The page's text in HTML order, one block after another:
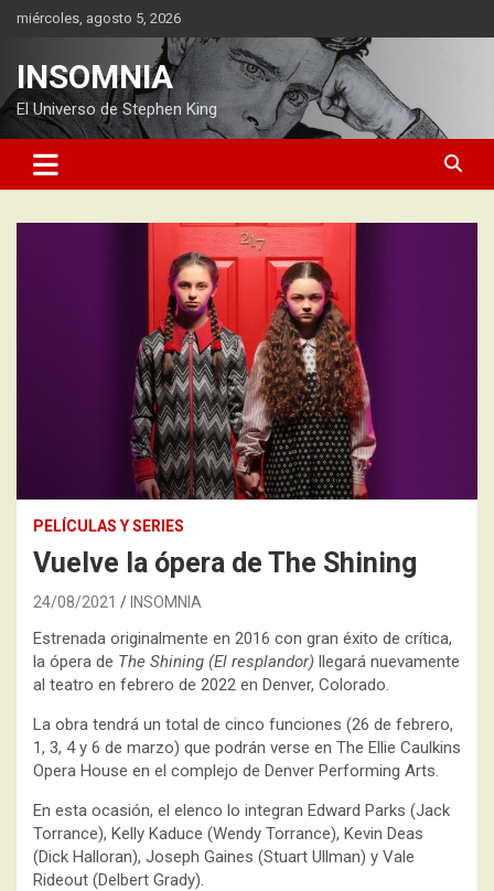
Saltarmiércoles, agosto 5, 2026
INSOMNIA
El Universo de Stephen King
PELÍCULAS Y SERIES
Vuelve la ópera de The Shining
24/08/2021 INSOMNIA
Estrenada originalmente en 2016 con gran éxito de crítica,
la ópera de The Shining (El resplandor) llegará nuevamente
al teatro en febrero de 2022 en Denver, Colorado.
La obra tendrá un total de cinco funciones (26 de febrero,
1, 3, 4 y 6 de marzo) que podrán verse en The Ellie Caulkins
Opera House en el complejo de Denver Performing Arts.
En esta ocasión, el elenco lo integran Edward Parks (Jack
Torrance), Kelly Kaduce (Wendy Torrance), Kevin Deas
(Dick Halloran), Joseph Gaines (Stuart Ullman) y Vale
Rideout (Delbert Grady).